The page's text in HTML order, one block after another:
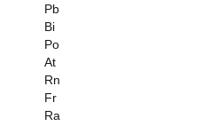
Pb
Bi
Po
At
Rn
Fr
Ra